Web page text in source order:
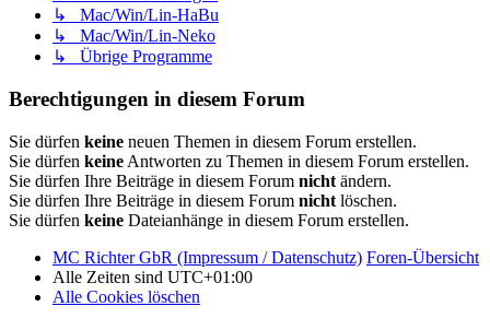
↳ Mac/Win/Lin-HaBu
↳ Mac/Win/Lin-Neko
↳ Übrige Programme
Berechtigungen in diesem Forum
Sie dürfen keine neuen Themen in diesem Forum erstellen.
Sie dürfen keine Antworten zu Themen in diesem Forum erstellen.
Sie dürfen Ihre Beiträge in diesem Forum nicht ändern.
Sie dürfen Ihre Beiträge in diesem Forum nicht löschen.
Sie dürfen keine Dateianhänge in diesem Forum erstellen.
MC Richter GbR (Impressum / Datenschutz) Foren-Übersicht
Alle Zeiten sind UTC+01:00
Alle Cookies löschen